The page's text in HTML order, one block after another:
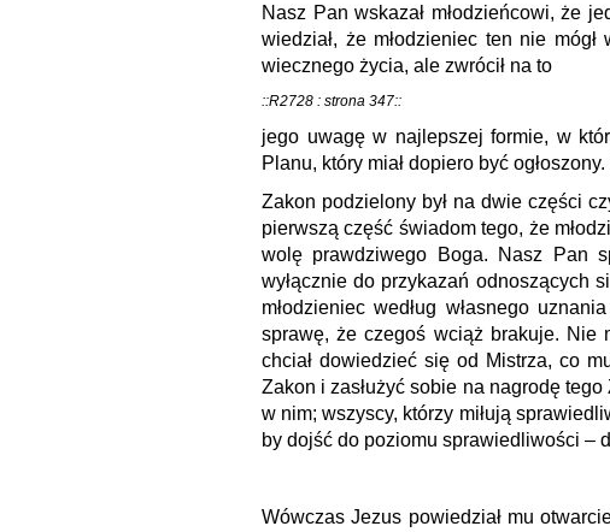
Nasz Pan wskazał młodzieńcowi, że
wiedział, że młodzieniec ten nie
wiecznego życia, ale zwrócił na to
::R2728 : strona 347::
jego uwagę w najlepszej formie, w
Planu, który miał dopiero być
Zakon podzielony był na dwie części
pierwszą część świadom tego, że
wolę prawdziwego Boga. Nasz Pan
wyłącznie do przykazań odnoszących
młodzieniec według własnego
sprawę, że czegoś wciąż brakuje. Nie
chciał dowiedzieć się od Mistrza, co
Zakon i zasłużyć sobie na nagrodę
w nim; wszyscy, którzy miłują
by dojść do poziomu sprawiedliwości –
Wówczas Jezus powiedział mu